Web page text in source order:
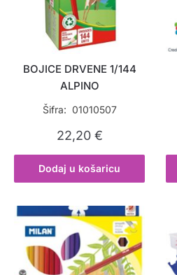
BOJICE DRVENE 1/144
ALPINO
Šifra: 01010507
22,20 €
Dodaj u košaricu